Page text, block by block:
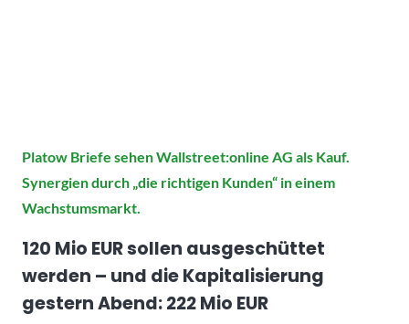
Platow Briefe sehen Wallstreet:online AG als Kauf.
Synergien durch „die richtigen Kunden“ in einem
Wachstumsmarkt.
120 Mio EUR sollen ausgeschüttet
werden – und die Kapitalisierung
gestern Abend: 222 Mio EUR